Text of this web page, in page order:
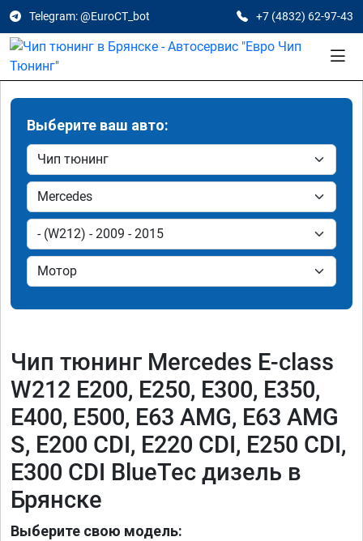
Telegram: @EuroCT_bot +7 (4832) 62-97-43
Выберите ваш авто:
Чип тюнинг Mercedes E-class
W212 E200, E250, E300, E350,
E400, E500, E63 AMG, E63 AMG
S, E200 CDI, E220 CDI, E250 CDI,
E300 CDI BlueTec дизель в
Брянске
Выберите свою модель: